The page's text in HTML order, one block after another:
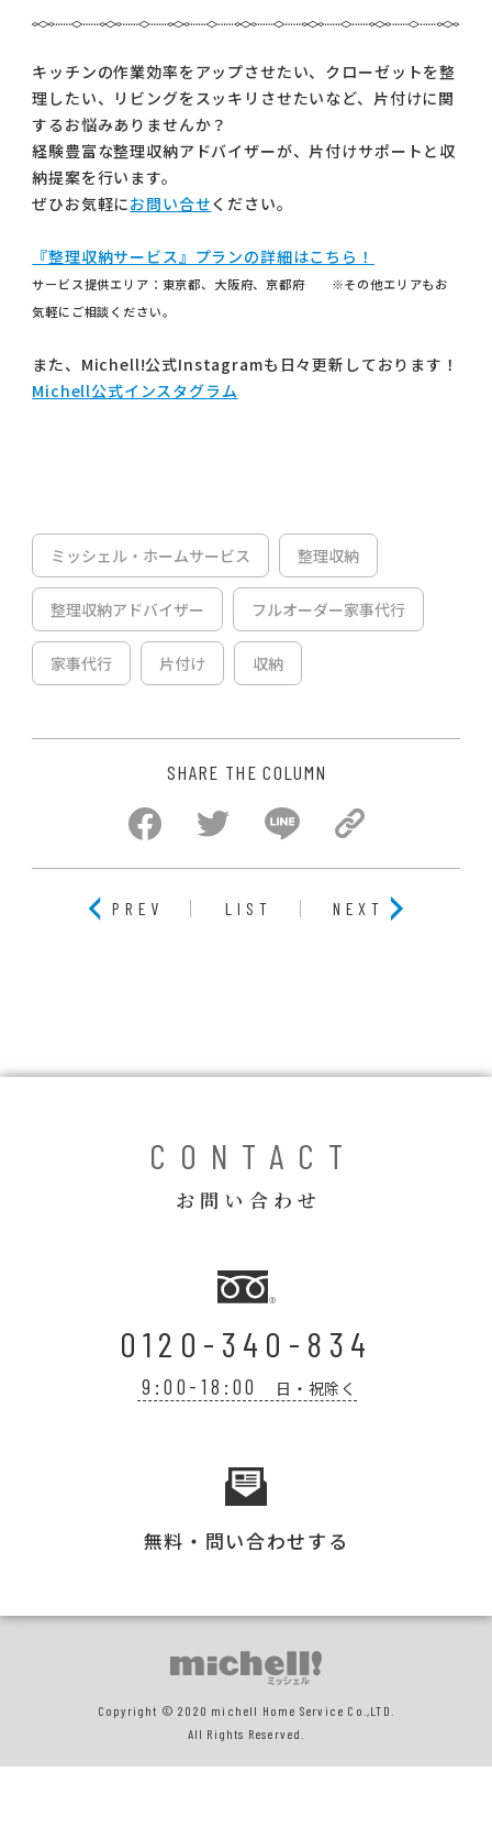
キッチンの作業効率をアップさせたい、クローゼットを整
理したい、リビングをスッキリさせたいなど、片付けに関
するお悩みありませんか？
経験豊富な整理収納アドバイザーが、片付けサポートと収
納提案を行います。
ぜひお気軽にお問い合せください。
『整理収納サービス』プランの詳細はこちら！
サービス提供エリア：東京都、大阪府、京都府 ※その他エリアもお
気軽にご相談ください。
また、Michell!公式Instagramも日々更新しております！
Michell公式インスタグラム
ミッシェル・ホームサービス 整理収納
整理収納アドバイザー フルオーダー家事代行
家事代行 片付け 収納
SHARE THE COLUMN
PREV LIST NEXT
CONTACT
お問い合わせ
0120-340-834
9:00-18:00 日・祝除く
無料・問い合わせする
Copyright © 2020 michell Home Service Co.,LTD.
All Rights Reserved.